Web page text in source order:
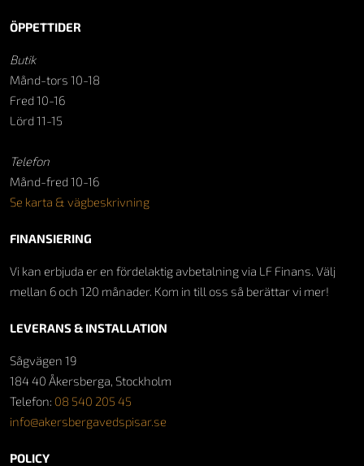
ÖPPETTIDER
Butik
Månd-tors 10-18
Fred 10-16
Lörd 11-15
Telefon
Månd-fred 10-16
Se karta & vägbeskrivning
FINANSIERING
Vi kan erbjuda er en fördelaktig avbetalning via LF Finans. Välj
mellan 6 och 120 månader. Kom in till oss så berättar vi mer!
LEVERANS & INSTALLATION
Sågvägen 19
184 40 Åkersberga, Stockholm
Telefon: 08 540 205 45
info@akersbergavedspisar.se
POLICY